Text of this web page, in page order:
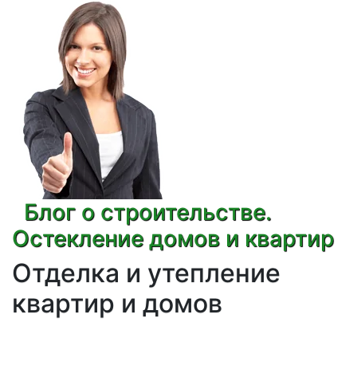
Блог о строительстве.
Остекление домов и квартир
Отделка и утепление
квартир и домов